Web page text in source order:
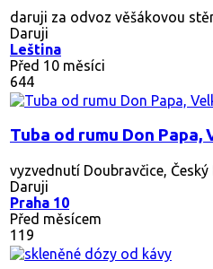
daruji za odvoz věšákovou
Daruji
Leština
Před 10 měsíci
644
Tuba od rumu Don Papa,
vyzvednutí Doubravčice,
Daruji
Praha 10
Před měsícem
119